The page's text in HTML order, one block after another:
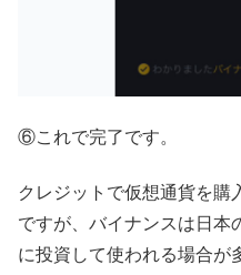
⑥これで完了です。
クレジットで仮想通貨を購
ですが、バイナンスは日本
に投資して使われる場合が